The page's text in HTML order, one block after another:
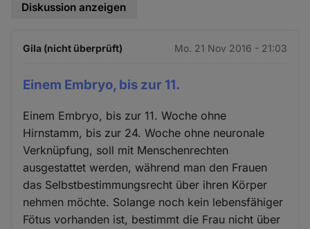
Diskussion anzeigen
Gila (nicht überprüft) Mo. 21 Nov 2016 - 21:03
Einem Embryo, bis zur 11.
Einem Embryo, bis zur 11. Woche ohne
Hirnstamm, bis zur 24. Woche ohne neuronale
Verknüpfung, soll mit Menschenrechten
ausgestattet werden, während man den Frauen
das Selbstbestimmungsrecht über ihren Körper
nehmen möchte. Solange noch kein lebensfähiger
Fötus vorhanden ist, bestimmt die Frau nicht über